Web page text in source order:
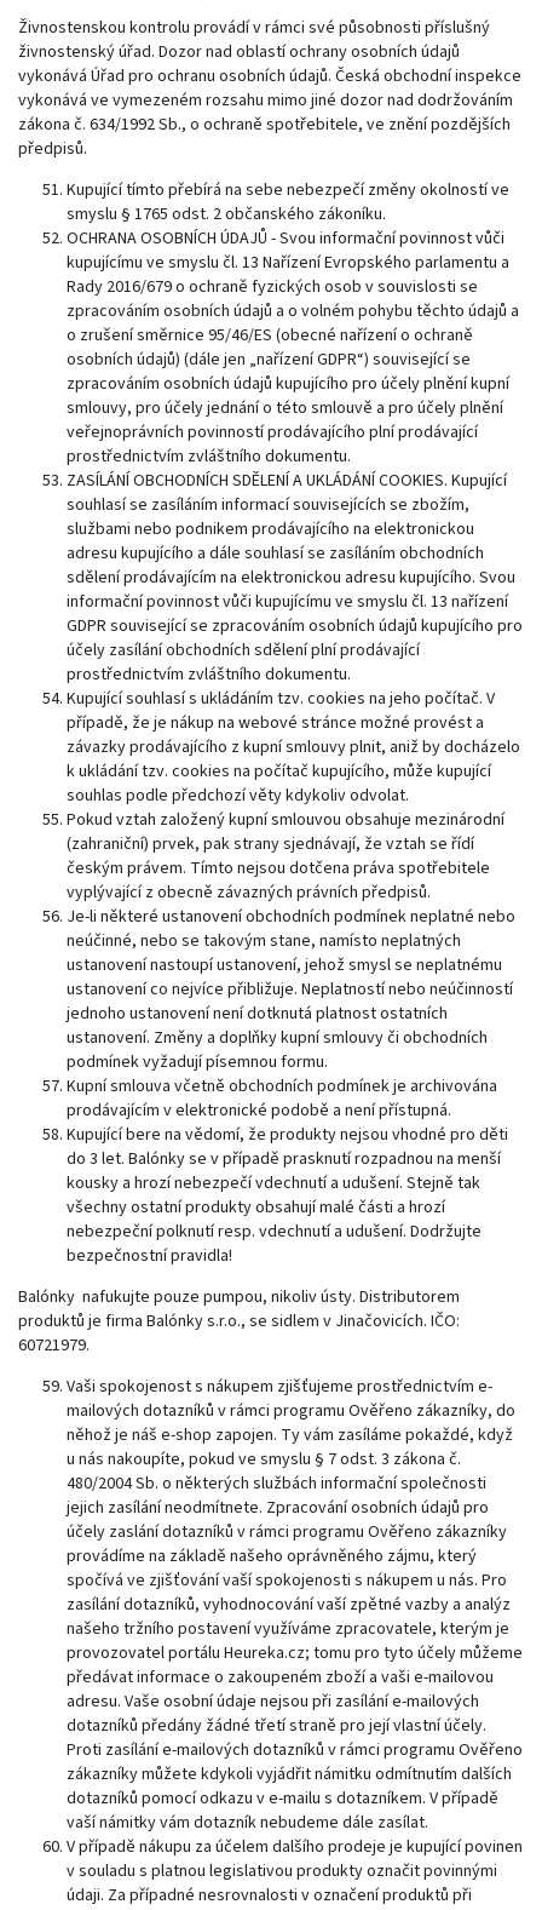
Živnostenskou kontrolu provádí v rámci své působnosti příslušný
živnostenský úřad. Dozor nad oblastí ochrany osobních údajů
vykonává Úřad pro ochranu osobních údajů. Česká obchodní inspekce
vykonává ve vymezeném rozsahu mimo jiné dozor nad dodržováním
zákona č. 634/1992 Sb., o ochraně spotřebitele, ve znění pozdějších
předpisů.
Kupující tímto přebírá na sebe nebezpečí změny okolností ve
smyslu § 1765 odst. 2 občanského zákoníku.
OCHRANA OSOBNÍCH ÚDAJŮ - Svou informační povinnost vůči
kupujícímu ve smyslu čl. 13 Nařízení Evropského parlamentu a
Rady 2016/679 o ochraně fyzických osob v souvislosti se
zpracováním osobních údajů a o volném pohybu těchto údajů a
o zrušení směrnice 95/46/ES (obecné nařízení o ochraně
osobních údajů) (dále jen „nařízení GDPR“) související se
zpracováním osobních údajů kupujícího pro účely plnění kupní
smlouvy, pro účely jednání o této smlouvě a pro účely plnění
veřejnoprávních povinností prodávajícího plní prodávající
prostřednictvím zvláštního dokumentu.
ZASÍLÁNÍ OBCHODNÍCH SDĚLENÍ A UKLÁDÁNÍ COOKIES. Kupující
souhlasí se zasíláním informací souvisejících se zbožím,
službami nebo podnikem prodávajícího na elektronickou
adresu kupujícího a dále souhlasí se zasíláním obchodních
sdělení prodávajícím na elektronickou adresu kupujícího. Svou
informační povinnost vůči kupujícímu ve smyslu čl. 13 nařízení
GDPR související se zpracováním osobních údajů kupujícího pro
účely zasílání obchodních sdělení plní prodávající
prostřednictvím zvláštního dokumentu.
Kupující souhlasí s ukládáním tzv. cookies na jeho počítač. V
případě, že je nákup na webové stránce možné provést a
závazky prodávajícího z kupní smlouvy plnit, aniž by docházelo
k ukládání tzv. cookies na počítač kupujícího, může kupující
souhlas podle předchozí věty kdykoliv odvolat.
Pokud vztah založený kupní smlouvou obsahuje mezinárodní
(zahraniční) prvek, pak strany sjednávají, že vztah se řídí
českým právem. Tímto nejsou dotčena práva spotřebitele
vyplývající z obecně závazných právních předpisů.
Je-li některé ustanovení obchodních podmínek neplatné nebo
neúčinné, nebo se takovým stane, namísto neplatných
ustanovení nastoupí ustanovení, jehož smysl se neplatnému
ustanovení co nejvíce přibližuje. Neplatností nebo neúčinností
jednoho ustanovení není dotknutá platnost ostatních
ustanovení. Změny a doplňky kupní smlouvy či obchodních
podmínek vyžadují písemnou formu.
Kupní smlouva včetně obchodních podmínek je archivována
prodávajícím v elektronické podobě a není přístupná.
Kupující bere na vědomí, že produkty nejsou vhodné pro děti
do 3 let. Balónky se v případě prasknutí rozpadnou na menší
kousky a hrozí nebezpečí vdechnutí a udušení. Stejně tak
všechny ostatní produkty obsahují malé části a hrozí
nebezpeční polknutí resp. vdechnutí a udušení. Dodržujte
bezpečnostní pravidla!
Balónky nafukujte pouze pumpou, nikoliv ústy. Distributorem
produktů je firma Balónky s.r.o., se sidlem v Jinačovicích. IČO:
60721979.
Vaši spokojenost s nákupem zjišťujeme prostřednictvím e-
mailových dotazníků v rámci programu Ověřeno zákazníky, do
něhož je náš e-shop zapojen. Ty vám zasíláme pokaždé, když
u nás nakoupíte, pokud ve smyslu § 7 odst. 3 zákona č.
480/2004 Sb. o některých službách informační společnosti
jejich zasílání neodmítnete. Zpracování osobních údajů pro
účely zaslání dotazníků v rámci programu Ověřeno zákazníky
provádíme na základě našeho oprávněného zájmu, který
spočívá ve zjišťování vaší spokojenosti s nákupem u nás. Pro
zasílání dotazníků, vyhodnocování vaší zpětné vazby a analýz
našeho tržního postavení využíváme zpracovatele, kterým je
provozovatel portálu Heureka.cz; tomu pro tyto účely můžeme
předávat informace o zakoupeném zboží a vaši e-mailovou
adresu. Vaše osobní údaje nejsou při zasílání e-mailových
dotazníků předány žádné třetí straně pro její vlastní účely.
Proti zasílání e-mailových dotazníků v rámci programu Ověřeno
zákazníky můžete kdykoli vyjádřit námitku odmítnutím dalších
dotazníků pomocí odkazu v e-mailu s dotazníkem. V případě
vaší námitky vám dotazník nebudeme dále zasílat.
V případě nákupu za účelem dalšího prodeje je kupující povinen
v souladu s platnou legislativou produkty označit povinnými
údaji. Za případné nesrovnalosti v označení produktů při